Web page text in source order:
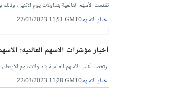
تقدمت الأسهم العالمية بتداولات يوم الاثنين،
اخبار الاسهم27/03/2023 11:51 GMT0
أخبار مؤشرات الاسهم العالميه:
ارتفعت أغلب الأسهم العالمية بتداولات يوم
اخبار الاسهم22/03/2023 11:28 GMT0